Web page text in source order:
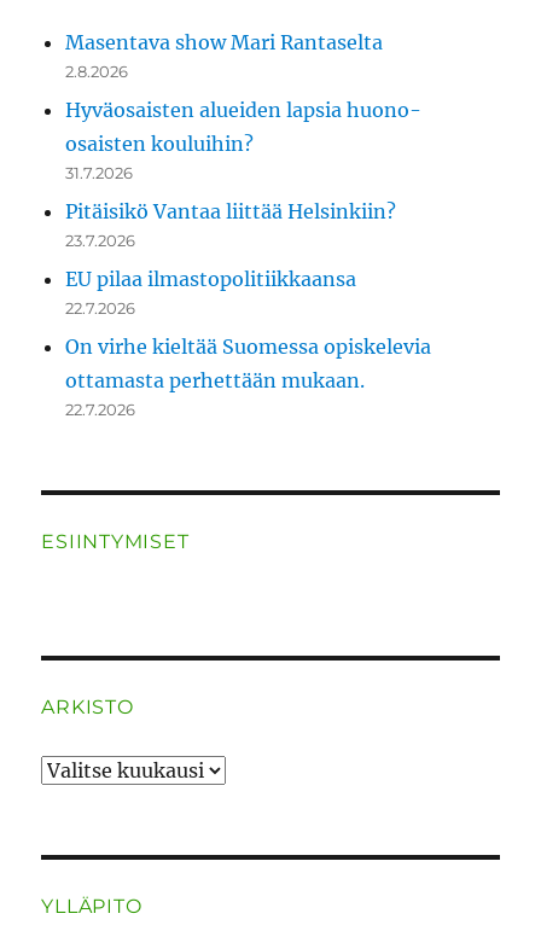
Masentava show Mari Rantaselta
2.8.2026
Hyväosaisten alueiden lapsia huono-
osaisten kouluihin?
31.7.2026
Pitäisikö Vantaa liittää Helsinkiin?
23.7.2026
EU pilaa ilmastopolitiikkaansa
22.7.2026
On virhe kieltää Suomessa opiskelevia
ottamasta perhettään mukaan.
22.7.2026
ESIINTYMISET
ARKISTO
ARKISTO
YLLÄPITO